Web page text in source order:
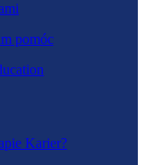
Karier?
pomóc